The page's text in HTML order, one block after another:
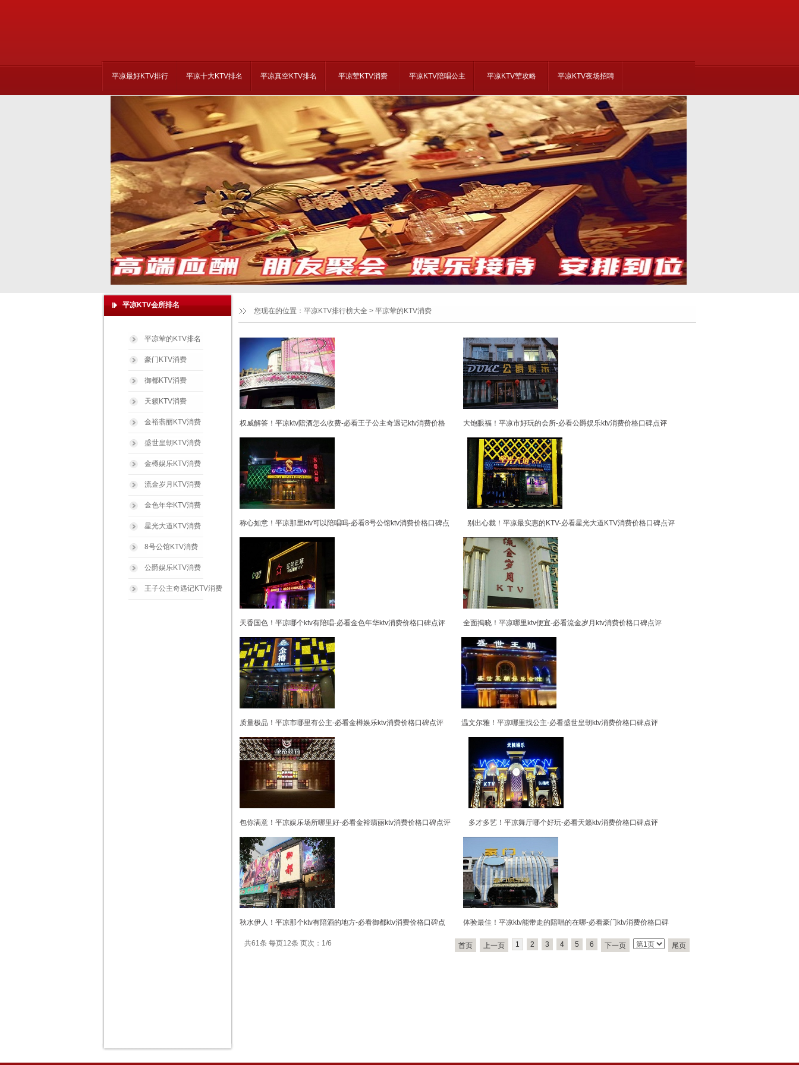
平凉最好KTV排行 平凉十大KTV排名 平凉真空KTV排名 平凉荤KTV消费 平凉KTV陪唱公主 平凉KTV荤攻略 平凉KTV夜场招聘
权威解答！平凉ktv陪酒怎么收费-必看王子公主奇遇记ktv消费价格 大饱眼福！平凉市好玩的会所-必看公爵娱乐ktv消费价格口碑点评
称心如意！平凉那里ktv可以陪唱吗-必看8号公馆ktv消费价格口碑点 别出心裁！平凉最实惠的KTV-必看星光大道KTV消费价格口碑点评
天香国色！平凉哪个ktv有陪唱-必看金色年华ktv消费价格口碑点评 全面揭晓！平凉哪里ktv便宜-必看流金岁月ktv消费价格口碑点评
质量极品！平凉市哪里有公主-必看金樽娱乐ktv消费价格口碑点评 温文尔雅！平凉哪里找公主-必看盛世皇朝ktv消费价格口碑点评
包你满意！平凉娱乐场所哪里好-必看金裕翡丽ktv消费价格口碑点评 多才多艺！平凉舞厅哪个好玩-必看天籁ktv消费价格口碑点评
秋水伊人！平凉那个ktv有陪酒的地方-必看御都ktv消费价格口碑点 体验最佳！平凉ktv能带走的陪唱的在哪-必看豪门ktv消费价格口碑
共61条 每页12条 页次：1/6 首页 上一页 1 2 3 4 5 6 下一页 尾页
您现在的位置： 平凉KTV排行榜大全 > 平凉荤的KTV消费
平凉KTV会所排名
平凉荤的KTV排名
豪门KTV消费
御都KTV消费
天籁KTV消费
金裕翡丽KTV消费
盛世皇朝KTV消费
金樽娱乐KTV消费
流金岁月KTV消费
金色年华KTV消费
星光大道KTV消费
8号公馆KTV消费
公爵娱乐KTV消费
王子公主奇遇记KTV消费